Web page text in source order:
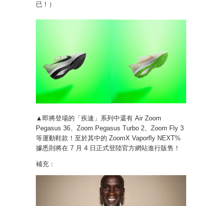
已！）
▲即將登場的「疾速」系列中還有 Air Zoom
Pegasus 36、Zoom Pegasus Turbo 2、Zoom Fly 3
等運動鞋款！至於其中的 ZoomX Vaporfly NEXT%
據悉則將在 7 月 4 日正式登陸官方網站進行販售！
補充：